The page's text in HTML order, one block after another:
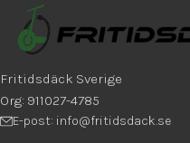
Fritidsdäck Sverige
Org: 911027-4785
E-post: info@fritidsdack.se